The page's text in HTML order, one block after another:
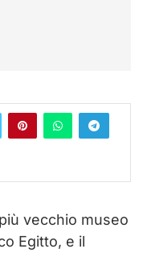
vecchio museo
Egitto, e il